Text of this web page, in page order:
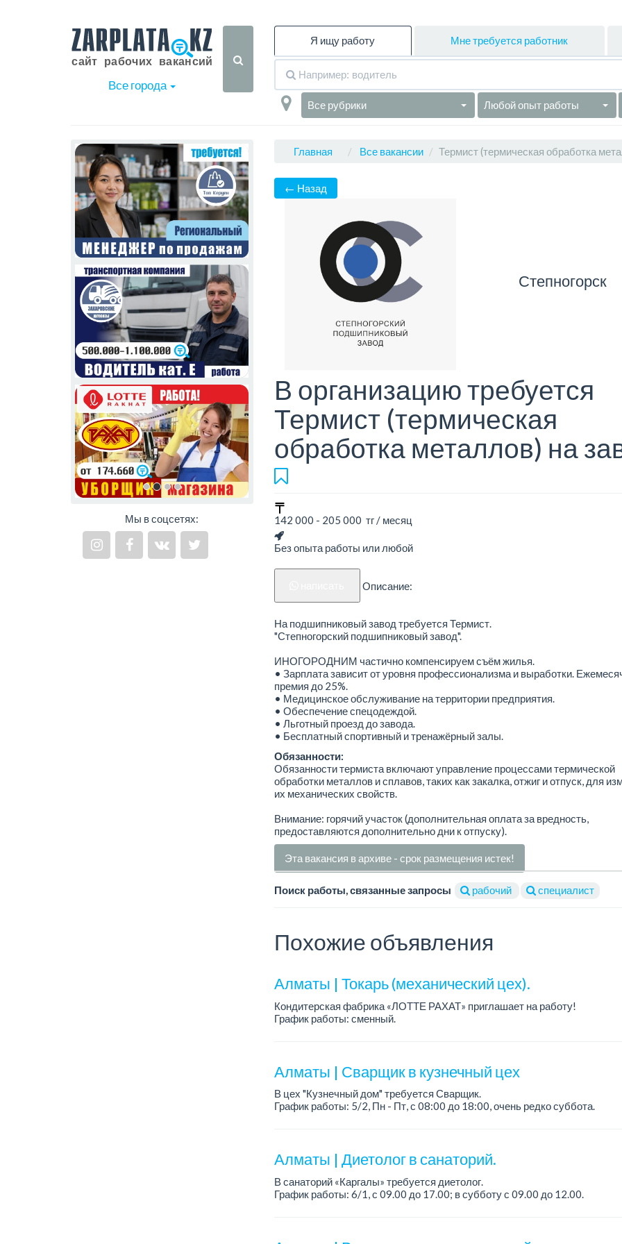
Все города
Я ищу работу Мне требуется работник
Все рубрики Любой опыт работы
Мы в соцсетях:
Главная Все вакансии Термист (термическая обработка
← Назад
Степногорск
В организацию требуется
Термист (термическая
обработка металлов) на
142 000 - 205 000 тг / месяц
Без опыта работы или любой
Описание:
На подшипниковый завод требуется Термист.
"Степногорский подшипниковый завод".
ИНОГОРОДНИМ частично компенсируем съём жилья.
• Зарплата зависит от уровня профессионализма и выработки.
премия до 25%.
• Медицинское обслуживание на территории предприятия.
• Обеспечение спецодеждой.
• Льготный проезд до завода.
• Бесплатный спортивный и тренажёрный залы.
Обязанности:
Обязанности термиста включают управление процессами термической
обработки металлов и сплавов, таких как закалка, отжиг и отпуск, для
их механических свойств.
Внимание: горячий участок (дополнительная оплата за вредность,
предоставляются дополнительно дни к отпуску).
Эта вакансия в архиве - срок размещения истек!
Поиск работы, связанные запросы рабочий специалист
Похожие объявления
Алматы | Токарь (механический цех).
Кондитерская фабрика «ЛОТТЕ РАХАТ» приглашает на работу!
График работы: сменный.
Алматы | Сварщик в кузнечный цех
В цех "Кузнечный дом" требуется Сварщик.
График работы: 5/2, Пн - Пт, с 08:00 до 18:00, очень редко суббота.
-...
Алматы | Диетолог в санаторий.
В санаторий «Каргалы» требуется диетолог.
График работы: 6/1, с 09.00 до 17.00; в субботу с 09.00 до 12.00.